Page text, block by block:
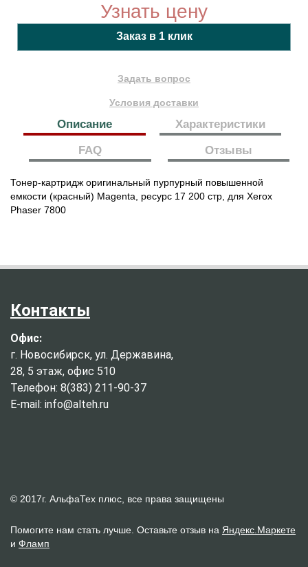
Узнать цену
Задать вопрос
Условия доставки
Описание
Характеристики
FAQ
Отзывы
Тонер-картридж оригинальный пурпурный повышенной
емкости (красный) Magenta, ресурс 17 200 стр, для Xerox
Phaser 7800
Контакты
Офис:
г. Новосибирск, ул. Державина,
28, 5 этаж, офис 510
Телефон: 8(383) 211-90-37
E-mail: info@alteh.ru
© 2017г. АльфаТех плюс, все права защищены
Помогите нам стать лучше. Оставьте отзыв на Яндекс.Маркете
и Фламп